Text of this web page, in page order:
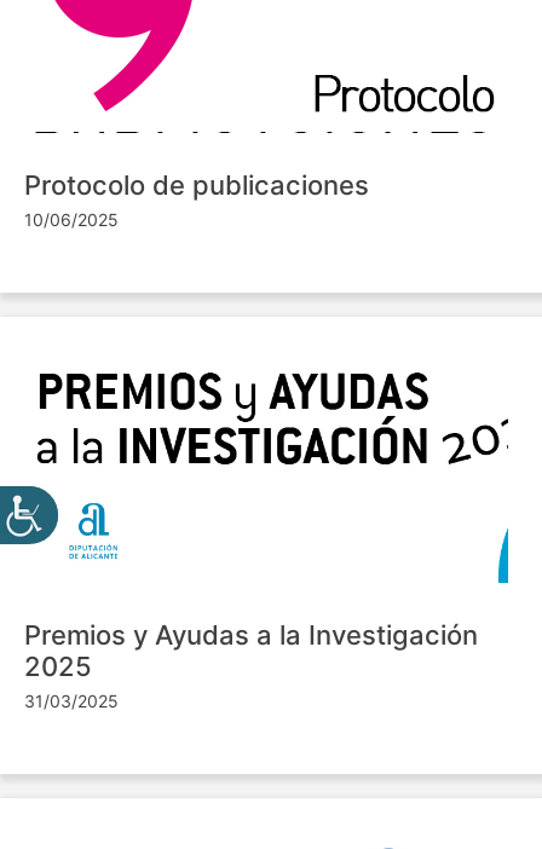
Protocolo de publicaciones
10/06/2025
Premios y Ayudas a la Investigación
2025
31/03/2025